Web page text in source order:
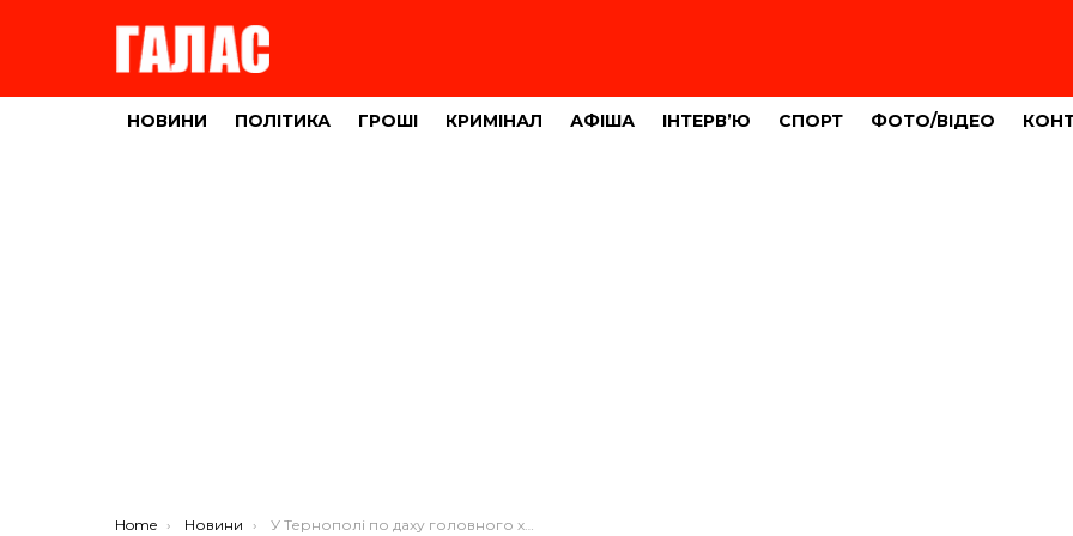
НОВИНИ ПОЛІТИКА ГРОШІ КРИМІНАЛ АФІША ІНТЕРВ’Ю СПОРТ ФОТО/ВІДЕО
You are here:
Home Новини У Тернополі по даху головного храму міста водитимуть туристів